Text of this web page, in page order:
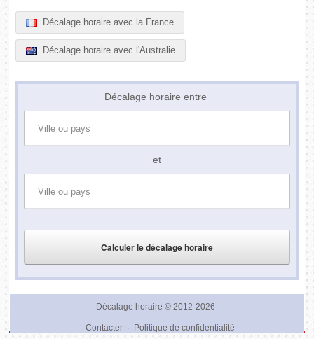
Décalage horaire avec la France
Décalage horaire avec l'Australie
Décalage horaire entre
et
Décalage horaire © 2012-2026
Contacter· Politique de confidentialité